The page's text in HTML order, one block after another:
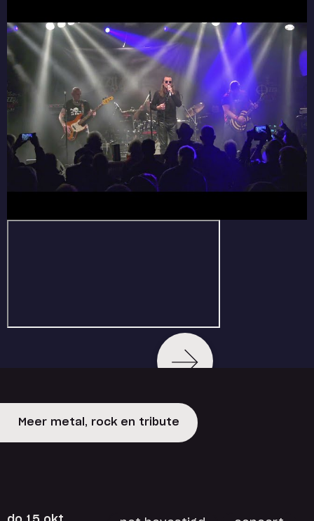
Meer metal, rock en tribute